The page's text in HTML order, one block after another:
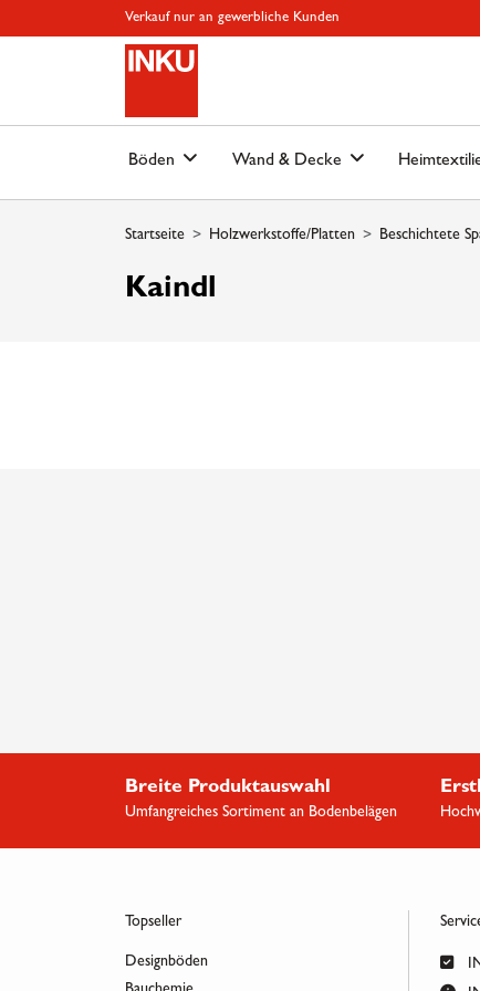
Springe zu Hauptinhalt Springe zum Header Springe zum Footer
Verkauf nur an gewerbliche Kunden
Böden Wand & Decke
Startseite Holzwerkstoffe/Platten Beschichtete
Kaindl
Breite Produktauswahl
Umfangreiches Sortiment an Bodenbelägen
Topseller
Designböden